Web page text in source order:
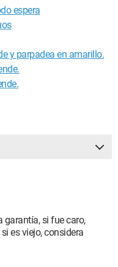
espera
y parpadea en amarillo.
garantía, si fue caro,
es viejo, considera